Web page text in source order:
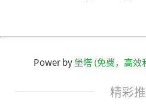
Power by堡塔 (免费，高效
精彩